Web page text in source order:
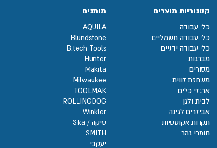
קטגוריות מוצרים
כלי עבודה
כלי עבודה חשמליים
כלי עבודה ידניים
מברגות
מסורים
משחזת זווית
ארגזי כלים
לבית ולגן
אביזרים לגינה
תקרות אקוסטיות
חומרי גמר
מותגים
AQUILA
Blundstone
B.tech Tools
Hunter
Makita
Milwaukee
TOOLMAK
ROLLINGDOG
Winkler
סיקה / Sika
SMITH
יעקבי